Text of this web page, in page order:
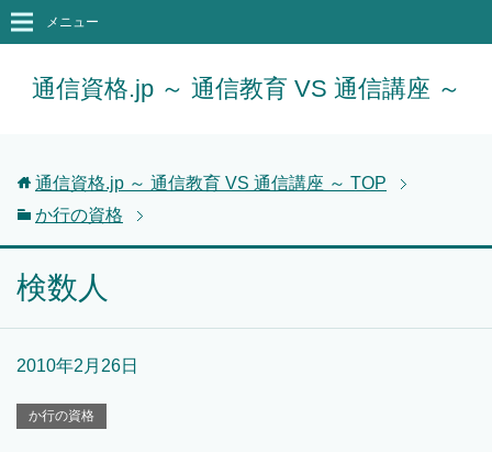
通信資格.jp ～ 通信教育 VS 通信講座 ～
メニュー
通信資格.jp ～ 通信教育 VS 通信講座 ～ TOP
か行の資格
検数人
2010年2月26日
か行の資格